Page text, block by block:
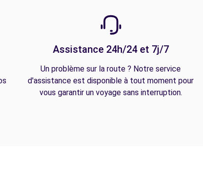
Assistance 24h/24 et 7j/7
Un problème sur la route ? Notre service
d'assistance est disponible à tout moment pour
vous garantir un voyage sans interruption.